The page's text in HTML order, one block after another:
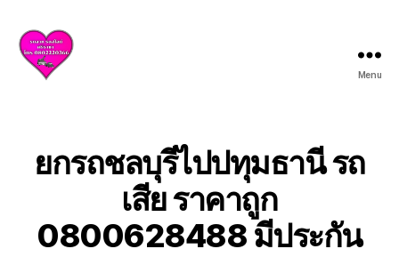
ศรีราชา
บริการ
ครบ
Menu
ยกรถชลบุรีไปปทุมธานี รถ
เสีย ราคาถูก
0800628488 มีประกัน